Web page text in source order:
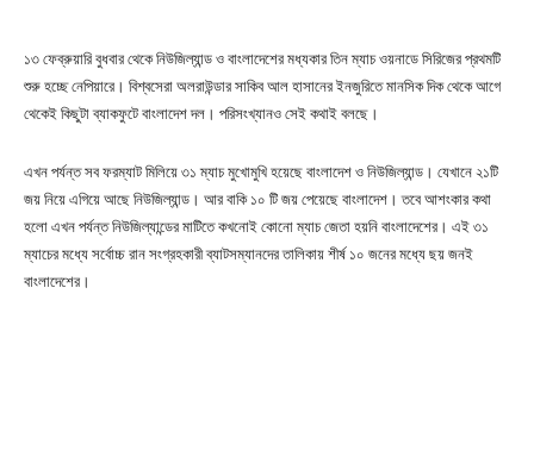
১৩ ফেব্রুয়ারি বুধবার থেকে নিউজিল্যান্ড ও বাংলাদেশের মধ্যকার তিন ম্যাচ ওয়নাডে সিরিজের প্রথমটি
শুরু হচ্ছে নেপিয়ারে। বিশ্বসেরা অলরাউন্ডার সাকিব আল হাসানের ইনজুরিতে মানসিক দিক থেকে আগে
থেকেই কিছুটা ব্যাকফুটে বাংলাদেশ দল। পরিসংখ্যানও সেই কথাই বলছে।
এখন পর্যন্ত সব ফরম্যাট মিলিয়ে ৩১ ম্যাচ মুখোমুখি হয়েছে বাংলাদেশ ও নিউজিল্যান্ড। যেখানে ২১টি
জয় নিয়ে এগিয়ে আছে নিউজিল্যান্ড। আর বাকি ১০ টি জয় পেয়েছে বাংলাদেশ। তবে আশংকার কথা
হলো এখন পর্যন্ত নিউজিল্যান্ডের মাটিতে কখনোই কোনো ম্যাচ জেতা হয়নি বাংলাদেশের। এই ৩১
ম্যাচের মধ্যে সর্বোচ্চ রান সংগ্রহকারী ব্যাটসম্যানদের তালিকায় শীর্ষ ১০ জনের মধ্যে ছয় জনই
বাংলাদেশের।